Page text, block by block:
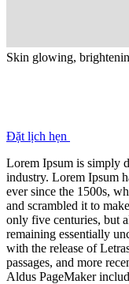
Skin glowing,
Đặt lịch hẹn
Lorem Ipsum is simply
industry. Lorem Ipsum
ever since the 1500s,
and scrambled it to
only five centuries, but
remaining essentially
with the release of
passages, and more
Aldus PageMaker